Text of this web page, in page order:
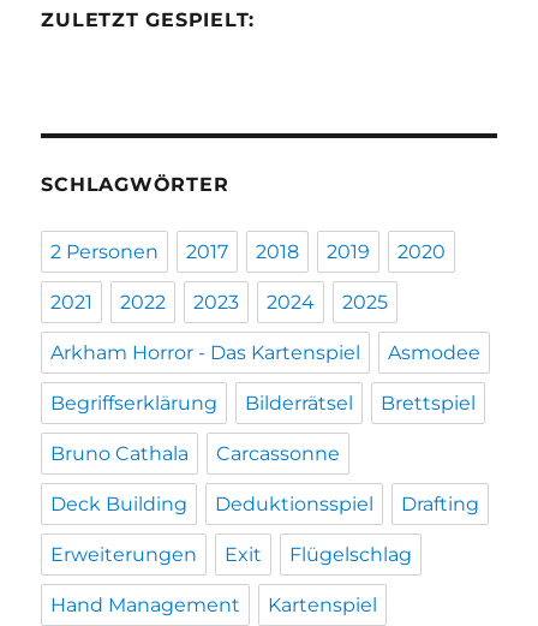
ZULETZT GESPIELT:
SCHLAGWÖRTER
2 Personen 2017 2018 2019 2020
2021 2022 2023 2024 2025
Arkham Horror - Das Kartenspiel Asmodee
Begriffserklärung Bilderrätsel Brettspiel
Bruno Cathala Carcassonne
Deck Building Deduktionsspiel Drafting
Erweiterungen Exit Flügelschlag
Hand Management Kartenspiel